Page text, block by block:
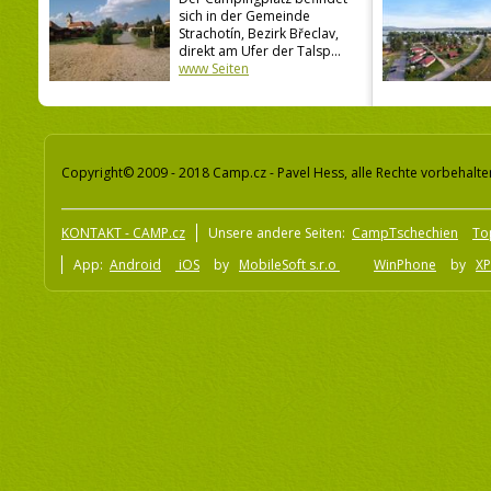
sich in der Gemeinde
Strachotín, Bezirk Břeclav,
direkt am Ufer der Talsp...
www Seiten
Copyright© 2009 - 2018 Camp.cz - Pavel Hess, alle Rechte
KONTAKT - CAMP.cz Unsere andere Seiten: CampTschechien
App: Android iOS by MobileSoft s.r.o WinPhone by